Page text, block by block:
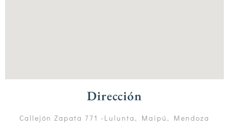
Dirección
Callejón Zapata 771 -Lulunta, Maipú, Mendoza